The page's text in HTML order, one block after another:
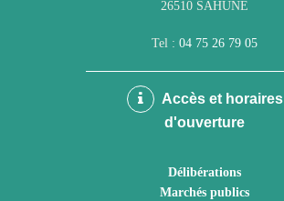
26510 SAHUNE
Tel : 04 75 26 79 05
Accès et horaires
d'ouverture
Délibérations
Marchés publics